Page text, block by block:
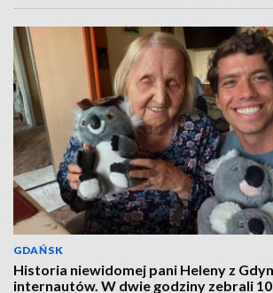
GDAŃSK
Historia niewidomej pani Heleny z
internautów. W dwie godziny zebrali